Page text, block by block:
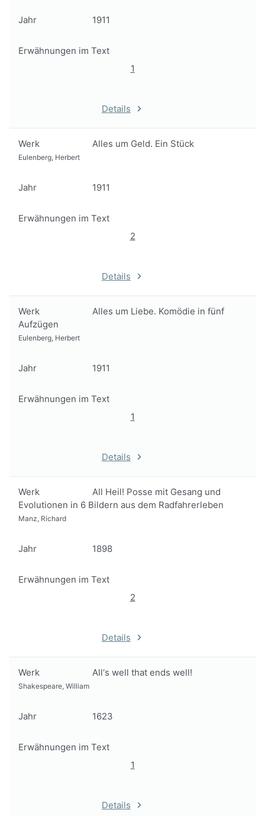
Jahr 1911
Erwähnungen im Text
1
Details
Werk Alles um Geld. Ein Stück
Eulenberg, Herbert
Jahr 1911
Erwähnungen im Text
2
Details
Werk
Alles um Liebe. Komödie in fünf
Aufzügen
Eulenberg, Herbert
Jahr 1911
Erwähnungen im Text
1
Details
Werk
All Heil! Posse mit Gesang und
Evolutionen in 6 Bildern aus dem Radfahrerleben
Manz, Richard
Jahr 1898
Erwähnungen im Text
2
Details
Werk All‘s well that ends well!
Shakespeare, William
Jahr 1623
Erwähnungen im Text
1
Details